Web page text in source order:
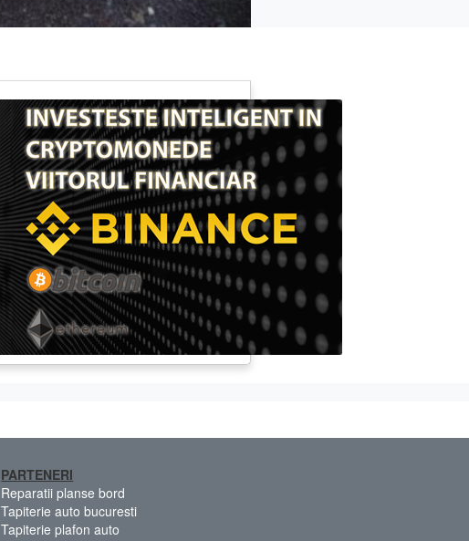
PARTENERI
Reparatii planse bord
Tapiterie auto bucuresti
Tapiterie plafon auto